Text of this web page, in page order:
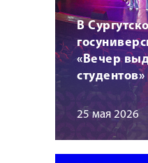
В
«Вечер
студентов»
25 мая 2026